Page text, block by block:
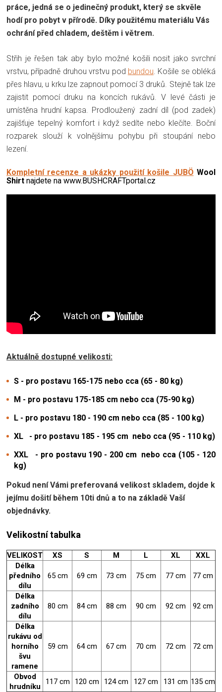
práce, jedná se o jedinečný produkt, který se skvěle
hodí pro pobyt v přírodě. Díky použitému materiálu Vás
ochrání před chladem, deštěm i větrem.
Střih je řešen tak aby bylo možné košili nosit jako svrchní
vrstvu, případně druhou vrstvu pod bundou. Košile se obléká
přes hlavu, u krku lze zapnout pomocí 3 druků. Stejně tak lze
zajistit pomocí druku na koncích rukávů. V levé části je
umístěna hrudní kapsa. Prodloužený zadní díl (pod zadek)
zajišťuje tepelný komfort i když sedíte nebo klečíte. Boční
rozparek slouží k volnějšímu pohybu při stoupání nebo
lezení.
Kompletní recenze a ukázky použití košile JUBÖ Wool
Shirt najdete na www.BUSHCRAFTportal.cz
Aktuálně dostupné velikosti:
S - pro postavu 165-175 nebo cca (65 - 80 kg)
M - pro postavu 175-185 cm nebo cca (75-90 kg)
L - pro postavu 180 - 190 cm nebo cca (85 - 100 kg)
XL - pro postavu 185 - 195 cm nebo cca (95 - 110 kg)
XXL - pro postavu 190 - 200 cm nebo cca (105 - 120
kg)
Pokud není Vámi preferovaná velikost skladem, dojde k
jejímu došití během 10ti dnů a to na základě Vaší
objednávky.
Velikostní tabulka
VELIKOST XS S M L XL
XXL
Délka
předního
dílu
65 cm 69 cm 73 cm 75 cm 77 cm 77 cm
Délka
zadního
dílu
80 cm 84 cm 88 cm 90 cm 92 cm 92 cm
Délka
rukávu od
horního
švu
ramene
59 cm 64 cm 67 cm 70 cm 72 cm 72 cm
Obvod
hrudníku
117 cm 120 cm 124 cm 127 cm 131 cm 135 cm